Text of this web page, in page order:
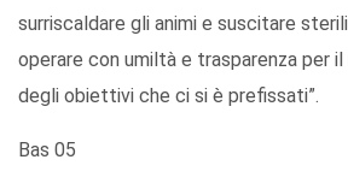
surriscaldare gli animi e suscitare
operare con umiltà e trasparenza per
degli obiettivi che ci si è prefissati”.
Bas 05